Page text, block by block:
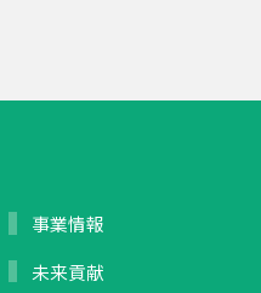
事業情報
未来貢献